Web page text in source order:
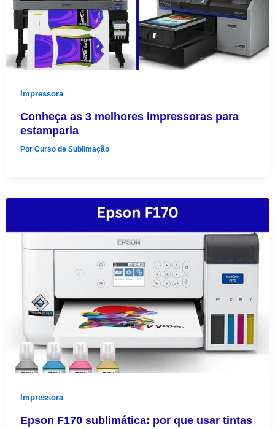
Impressora
Conheça as 3 melhores impressoras para
estamparia
PorCurso de Sublimação
Impressora
Epson F170 sublimática: por que usar tintas